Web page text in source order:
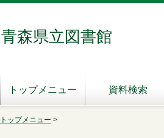
青森県立図書館
トップメニュー 資料検索
トップメニュー >